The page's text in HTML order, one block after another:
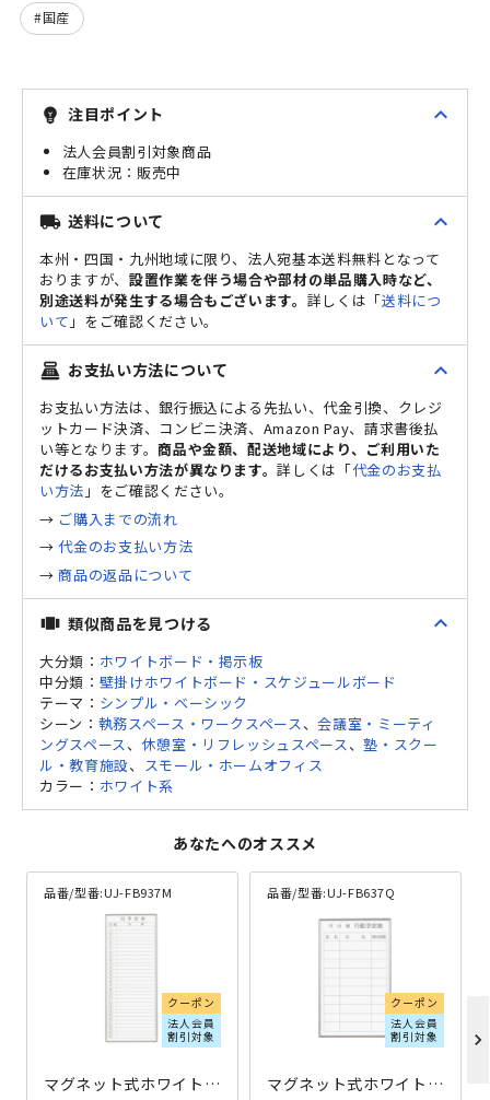
国産
emoji_objects 注目ポイント expand_less
法人会員割引対象商品
販売中
local_shipping 送料について expand_less
本州・四国・九州地域に限り、法人宛基本送料無料となって
おりますが、 設置作業を伴う場合や部材の単品購入時など、
別途送料が発生する場合もございます。 詳しくは「送料につ
いて 」をご確認ください。
point_of_sale お支払い方法について expand_less
お支払い方法は、銀行振込による先払い、代金引換、クレジ
ットカード決済、コンビニ決済、Amazon Pay、請求書後払
い等となります。商品や金額、配送地域により、ご利用いた
だけるお支払い方法が異なります。詳しくは「代金のお支払
い方法 」をご確認ください。
→ ご購入までの流れ
→代金のお支払い方法
→ 商品の返品について
view_carousel 類似商品を見つける expand_less
大分類： ホワイトボード・掲示板
中分類： 壁掛けホワイトボード・スケジュールボード
テーマ： シンプル・ベーシック
シーン： 執務スペース・ワークスペース 、会議室・ミーティ
ングスペース 、 休憩室・リフレッシュスペース 、塾・スクー
ル・教育施設、
スモール・ホームオフィス
カラー： ホワイト系
あなたへのオススメ
品番/型番:UJ-FB937M
クーポン
法人会員
割引対象
マグネット式ホワイトボード 月予定表 W360×H900 ホワイト
品番/型番:UJ-FB637Q
クーポン
法人会員
割引対象
マグネット式ホワイトボード 行動予定表 W360×H600 ホワイト
chevron_right